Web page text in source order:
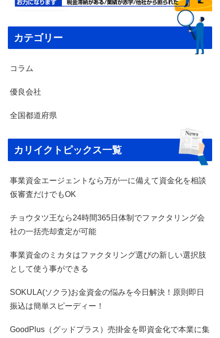
カテゴリー
コラム
優良会社
全国都道府県
カリイクトピックス一覧
事業資金エージェントなら万が一に備えて資金化を相談
仮審査だけでもOK
チョウタツ王なら24時間365日体制でファクタリング会
社の一括売却査定が可能
事業資金のミカタはファクタリング選びの新しい選択肢
として使う事ができる
SOKULA(ソクラ)お金資金の悩みを今日解決！原則即日
振込は簡単スピーディー！
GoodPlus（グッドプラス）売掛金を即資金化で本業に集